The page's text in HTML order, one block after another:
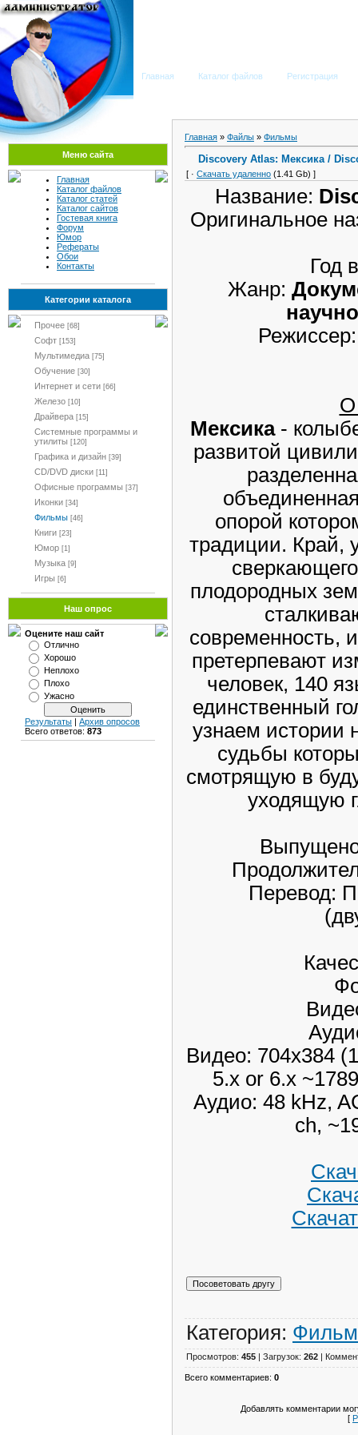
Главная Каталог файлов Регистрация
Меню сайта
Главная
Каталог файлов
Каталог статей
Каталог сайтов
Гостевая книга
Форум
Юмор
Рефераты
Обои
Контакты
Категории каталога
Прочее [68]
Софт [153]
Мультимедиа [75]
Обучение [30]
Интернет и сети [66]
Железо [10]
Драйвера [15]
Системные программы и
утилиты [120]
Графика и дизайн [39]
CD/DVD диски [11]
Офисные программы [37]
Иконки [34]
Фильмы [46]
Книги [23]
Юмор [1]
Музыка [9]
Игры [6]
Наш опрос
Оцените наш сайт
Отлично
Хорошо
Неплохо
Плохо
Ужасно
Результаты | Архив опросов
Всего ответов: 873
Главная » Файлы » Фильмы
Discovery Atlas: Мексика /
[ · Скачать удаленно (1.41 Gb) ]
Название:
Оригинальное
Год
Жанр:
О
Мексика-
развитой
опорой
традиции. Край,
плодородных
современность,
претерпевают
человек, 140
единственный
узнаем истории
судьбы
смотрящую в
уходящую
Перевод:
Видео: 704x384
5.x or 6.x
Аудио: 48 kHz,
ch,
Категория:
Просмотров: 455 | Загрузок: 262 |
Всего комментариев: 0
Добавлять комментарии
[